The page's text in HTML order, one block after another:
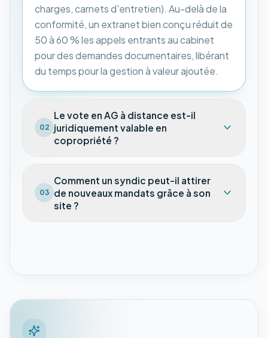
charges, carnets d'entretien). Au-delà de la
conformité, un extranet bien conçu réduit de
50 à 60 % les appels entrants au cabinet
pour des demandes documentaires, libérant
du temps pour la gestion à valeur ajoutée.
02
Le vote en AG à distance est-il
juridiquement valable en
copropriété ?
03
Comment un syndic peut-il attirer
de nouveaux mandats grâce à son
site ?